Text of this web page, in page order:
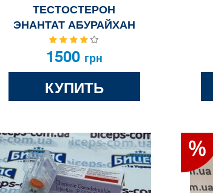
ТЕСТОСТЕРОН
ЭНАНТАТ АБУРАЙХАН
1500 грн
КУПИТЬ